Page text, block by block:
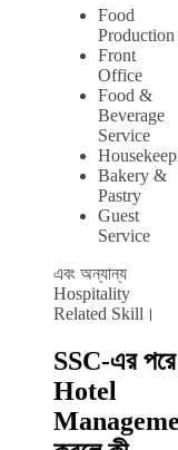
Food
Production
Front
Office
Food &
Beverage
Service
Bakery &
Pastry
Guest
Service
এবং অন্যান্য
Hospitality
Related Skill।
SSC-এর পরে
Hotel